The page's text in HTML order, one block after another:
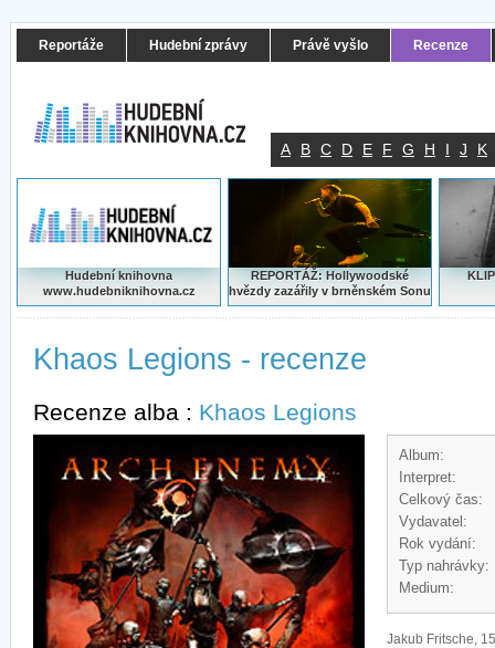
Reportáže Hudební zprávy Právě vyšlo Recenze
A B C D E F G H I J K
Hudební knihovna
www.hudebniknihovna.cz
REPORTÁŽ: Hollywoodské
hvězdy zazářily v brněnském Sonu
Khaos Legions - recenze
Recenze alba : Khaos Legions
Album:
Interpret:
Celkový čas:
Vydavatel:
Rok vydání:
Typ nahrávky:
Medium:
Jakub Fritsche,